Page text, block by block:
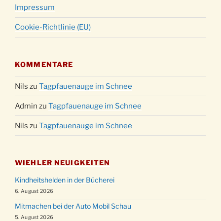
Impressum
Cookie-Richtlinie (EU)
KOMMENTARE
Nils zu Tagpfauenauge im Schnee
Admin zu Tagpfauenauge im Schnee
Nils zu Tagpfauenauge im Schnee
WIEHLER NEUIGKEITEN
Kindheitshelden in der Bücherei
6. August 2026
Mitmachen bei der Auto Mobil Schau
5. August 2026